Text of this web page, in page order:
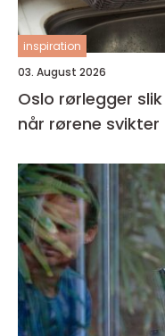
inspiration
03. August 2026
Oslo rørlegger slik finner du riktig fagperson
når rørene svikter